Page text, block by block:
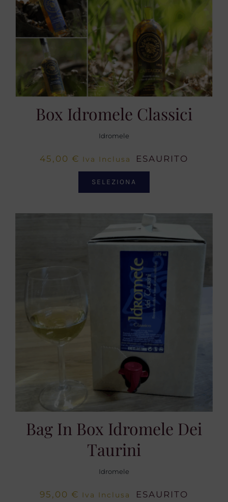
Box Idromele Classici
Idromele
45,00 € Iva Inclusa ESAURITO
SELEZIONA
Bag In Box Idromele Dei
Taurini
Idromele
95,00 € Iva Inclusa ESAURITO